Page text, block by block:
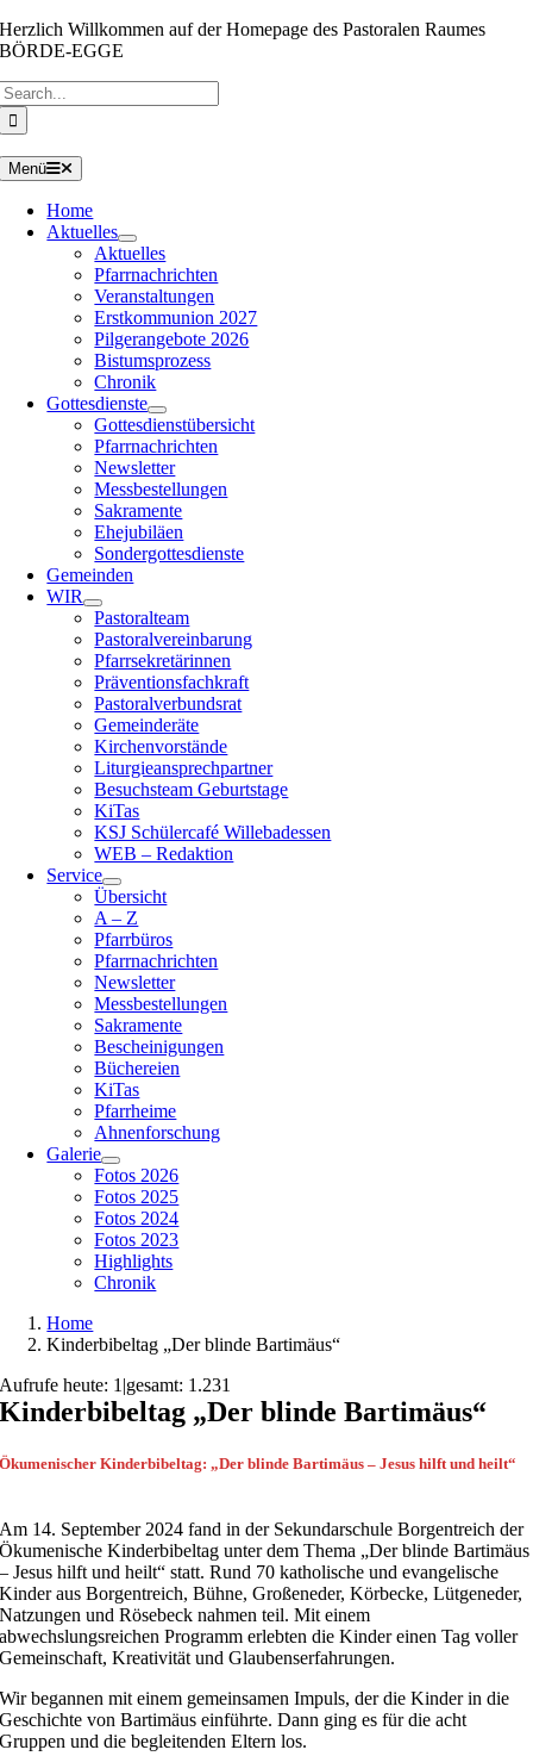
Zum
Inhalt
Herzlich Willkommen auf der Homepage des Pastoralen Raumes
BÖRDE-EGGE
Menü
Home
Aktuelles
Aktuelles
Pfarrnachrichten
Veranstaltungen
Erstkommunion 2027
Pilgerangebote 2026
Bistumsprozess
Chronik
Gottesdienste
Gottesdienstübersicht
Pfarrnachrichten
Newsletter
Messbestellungen
Sakramente
Ehejubiläen
Sondergottesdienste
Gemeinden
WIR
Pastoralteam
Pastoralvereinbarung
Pfarrsekretärinnen
Präventionsfachkraft
Pastoralverbundsrat
Gemeinderäte
Kirchenvorstände
Liturgieansprechpartner
Besuchsteam Geburtstage
KiTas
KSJ Schülercafé Willebadessen
WEB – Redaktion
Service
Übersicht
A – Z
Pfarrbüros
Pfarrnachrichten
Newsletter
Messbestellungen
Sakramente
Bescheinigungen
Büchereien
KiTas
Pfarrheime
Ahnenforschung
Galerie
Fotos 2026
Fotos 2025
Fotos 2024
Fotos 2023
Highlights
Chronik
Home
Kinderbibeltag „Der blinde Bartimäus“
Aufrufe heute: 1 |gesamt: 1.231
Kinderbibeltag „Der blinde Bartimäus“
Ökumenischer Kinderbibeltag: „Der blinde Bartimäus – Jesus hilft und heilt“
Am 14. September 2024 fand in der Sekundarschule Borgentreich der
Ökumenische Kinderbibeltag unter dem Thema „Der blinde Bartimäus
– Jesus hilft und heilt“ statt. Rund 70 katholische und evangelische
Kinder aus Borgentreich, Bühne, Großeneder, Körbecke, Lütgeneder,
Natzungen und Rösebeck nahmen teil. Mit einem
abwechslungsreichen Programm erlebten die Kinder einen Tag voller
Gemeinschaft, Kreativität und Glaubenserfahrungen.
Wir begannen mit einem gemeinsamen Impuls, der die Kinder in die
Geschichte von Bartimäus einführte. Dann ging es für die acht
Gruppen und die begleitenden Eltern los.